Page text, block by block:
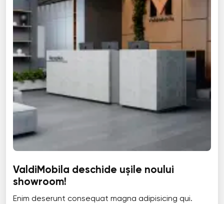
ValdiMobila deschide ușile noului
showroom!
Enim deserunt consequat magna adipisicing qui.